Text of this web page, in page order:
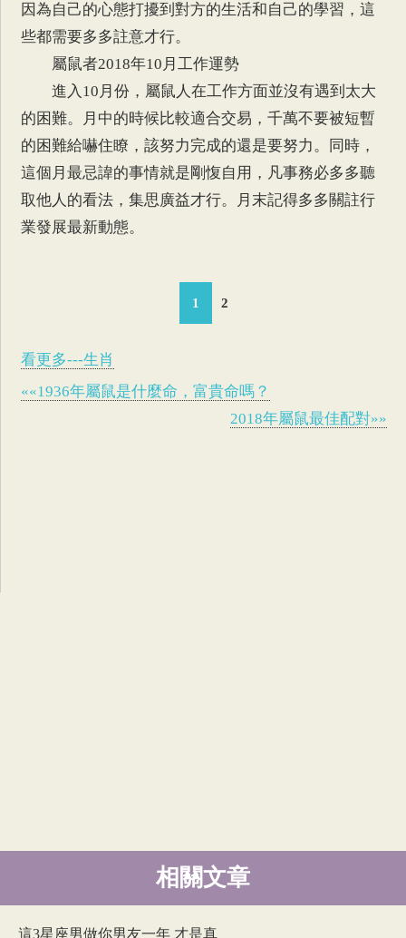
因為自己的心態打擾到對方的生活和自己的學習，這
些都需要多多註意才行。
屬鼠者2018年10月工作運勢
進入10月份，屬鼠人在工作方面並沒有遇到太大
的困難。月中的時候比較適合交易，千萬不要被短暫
的困難給嚇住瞭，該努力完成的還是要努力。同時，
這個月最忌諱的事情就是剛愎自用，凡事務必多多聽
取他人的看法，集思廣益才行。月末記得多多關註行
業發展最新動態。
1 2
看更多---生肖
««1936年屬鼠是什麼命，富貴命嗎？
2018年屬鼠最佳配對»»
相關文章
這3星座男做你男友一年 才是真